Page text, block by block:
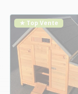
★ Top Vente